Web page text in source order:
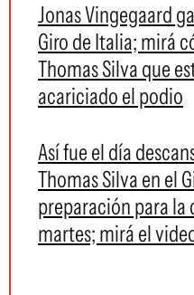
Jonas Vingegaard
Giro de Italia; mirá
Thomas Silva que
acariciado el podio
Así fue el día
Thomas Silva en el
preparación para
martes; mirá el